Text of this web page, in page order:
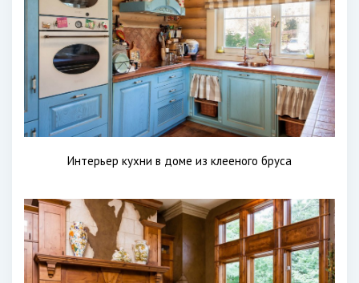
Интерьер кухни в доме из клееного бруса